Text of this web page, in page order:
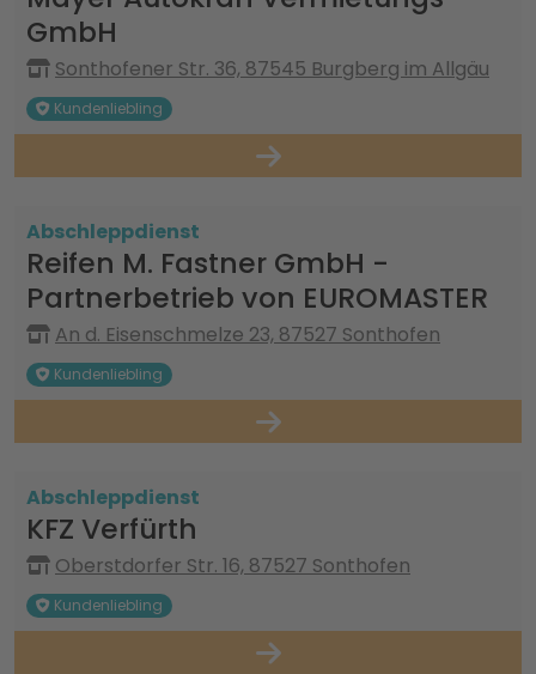
GmbH
Sonthofener Str. 36, 87545 Burgberg im Allgäu
Kundenliebling
Abschleppdienst
Reifen M. Fastner GmbH -
Partnerbetrieb von EUROMASTER
An d. Eisenschmelze 23, 87527 Sonthofen
Kundenliebling
Abschleppdienst
KFZ Verfürth
Oberstdorfer Str. 16, 87527 Sonthofen
Kundenliebling